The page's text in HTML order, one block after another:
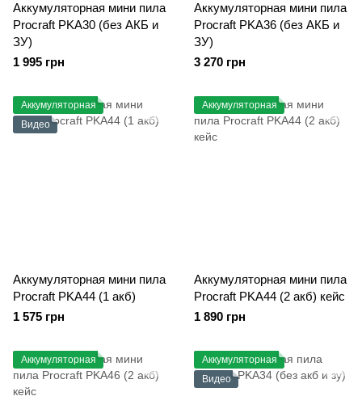
Аккумуляторная мини пила
Procraft PKA30 (без АКБ и
ЗУ)
1 995 грн
Аккумуляторная мини пила
Procraft PKA36 (без АКБ и
ЗУ)
3 270 грн
Аккумуляторная
Видео
Аккумуляторная мини пила
Procraft PKA44 (1 акб)
1 575 грн
Аккумуляторная
Аккумуляторная мини пила
Procraft PKA44 (2 акб) кейс
1 890 грн
Аккумуляторная
Аккумуляторная
Видео